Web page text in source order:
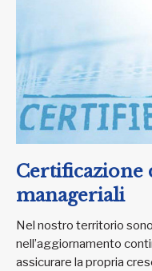
Certificazione
manageriali
Nel nostro territorio
nell’aggiornamento
assicurare la propria